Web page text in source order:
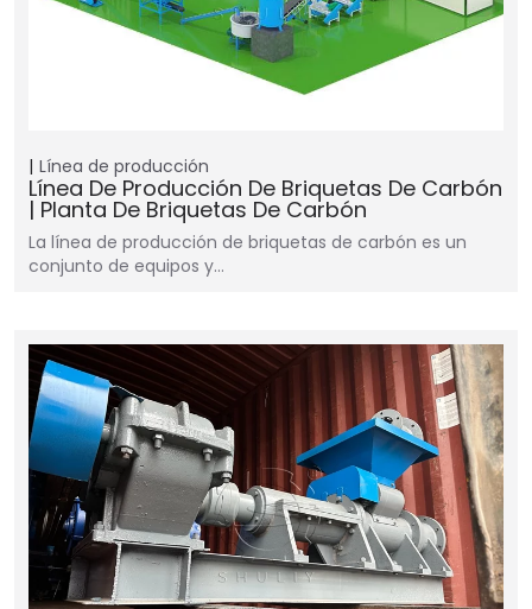
Línea de producción
Línea De Producción De Briquetas De Carbón
| Planta De Briquetas De Carbón
La línea de producción de briquetas de carbón es un
conjunto de equipos y…